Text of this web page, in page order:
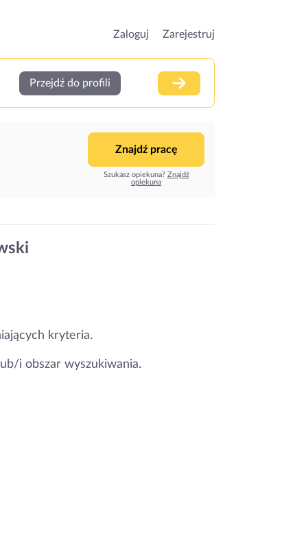
Zaloguj Zarejestruj
Przejdź do profili
Znajdź pracę
Szukasz opiekuna? Znajdź
opiekuna
kryteria.
i obszar wyszukiwania.